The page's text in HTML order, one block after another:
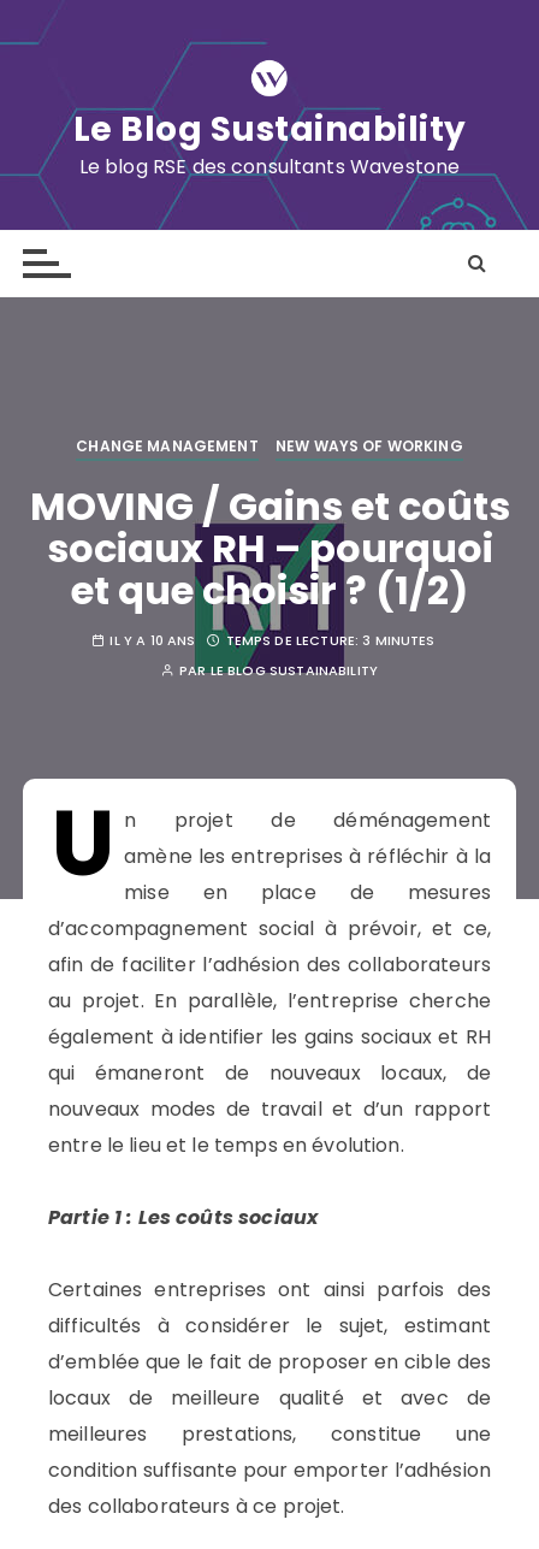
k
o
Le Blog Sustainability
Le blog RSE des consultants Wavestone
CHANGE MANAGEMENT NEW WAYS OF WORKING
MOVING / Gains et coûts
sociaux RH – pourquoi
et que choisir ? (1/2)
IL Y A 10 ANS TEMPS DE LECTURE: 3 MINUTES
PARLE BLOG SUSTAINABILITY
U n projet de déménagement
amène les entreprises à réfléchir à la
mise en place de mesures
d’accompagnement social à prévoir, et ce,
afin de faciliter l’adhésion des collaborateurs
au projet. En parallèle, l’entreprise cherche
également à identifier les gains sociaux et RH
qui émaneront de nouveaux locaux, de
nouveaux modes de travail et d’un rapport
entre le lieu et le temps en évolution.
Partie 1 : Les coûts sociaux
Certaines entreprises ont ainsi parfois des
difficultés à considérer le sujet, estimant
d’emblée que le fait de proposer en cible des
locaux de meilleure qualité et avec de
meilleures prestations, constitue une
condition suffisante pour emporter l’adhésion
des collaborateurs à ce projet.